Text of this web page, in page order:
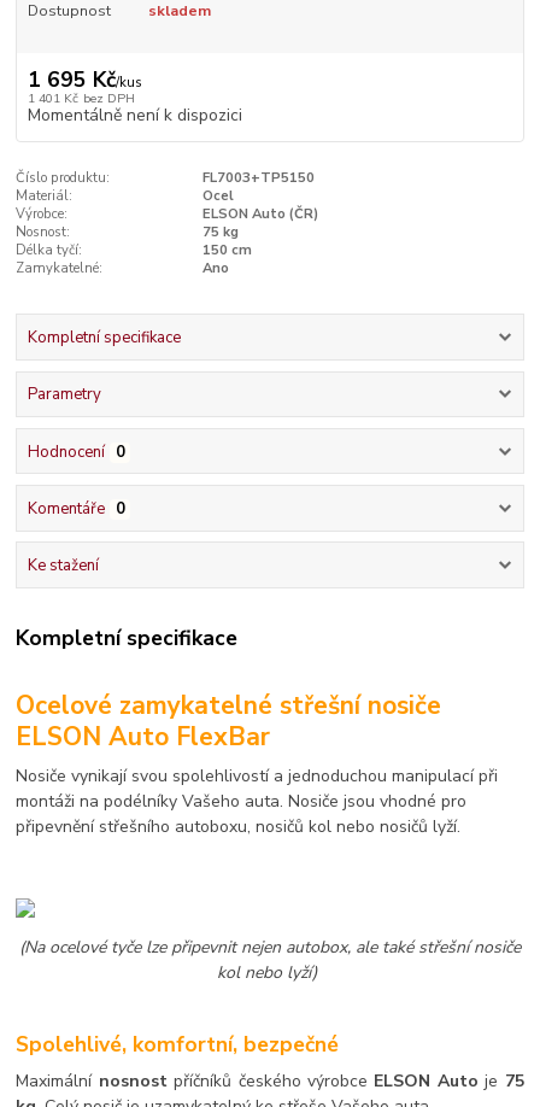
Dostupnost skladem
1 695 Kč/kus
1 401 Kč bez DPH
Momentálně není k dispozici
Číslo produktu:
FL7003+TP5150
Materiál:
Ocel
Výrobce:
ELSON Auto (ČR)
Nosnost:
75 kg
Délka tyčí:
150 cm
Zamykatelné:
Ano
Kompletní specifikace
Parametry
Hodnocení 0
Komentáře 0
Ke stažení
Kompletní specifikace
Ocelové zamykatelné střešní nosiče
ELSON Auto FlexBar
Nosiče vynikají svou spolehlivostí a jednoduchou manipulací při
montáži na podélníky Vašeho auta. Nosiče jsou vhodné pro
připevnění střešního autoboxu, nosičů kol nebo nosičů lyží.
(Na ocelové tyče lze připevnit nejen autobox, ale také střešní nosiče
kol nebo lyží)
Spolehlivé, komfortní, bezpečné
Maximální nosnostpříčníků českého výrobce ELSON Autoje 75